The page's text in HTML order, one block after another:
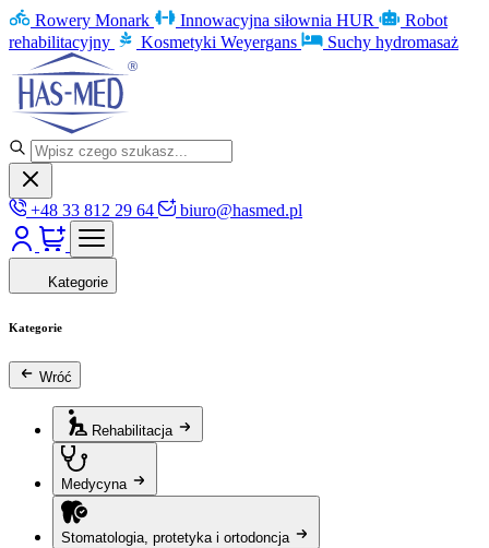
Rowery Monark Innowacyjna siłownia HUR
Robot
rehabilitacyjny
Kosmetyki Weyergans Suchy hydromasaż
+48 33 812 29 64 biuro@hasmed.pl
Kategorie
Kategorie
Wróć
Rehabilitacja
Medycyna
Stomatologia, protetyka i ortodoncja